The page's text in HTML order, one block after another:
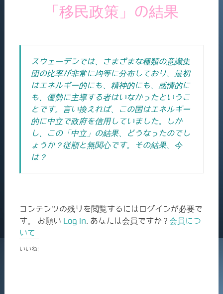
「移民政策」の結果
スウェーデンでは、さまざまな種類の意識集
団の比率が非常に均等に分布しており、最初
はエネルギー的にも、精神的にも、感情的に
も、優勢に主導する者はいなかったというこ
とです。
言い換えれば、この国はエネルギー
的に中立で政府を信用していました。
しか
し、この「中立」の結果、どうなったのでし
ょうか？従順と無関心です。その結果、今
は？
コンテンツの残りを閲覧するにはログインが必要で
す。 お願い Log In . あなたは会員ですか ? 会員につ
いて
いいね: